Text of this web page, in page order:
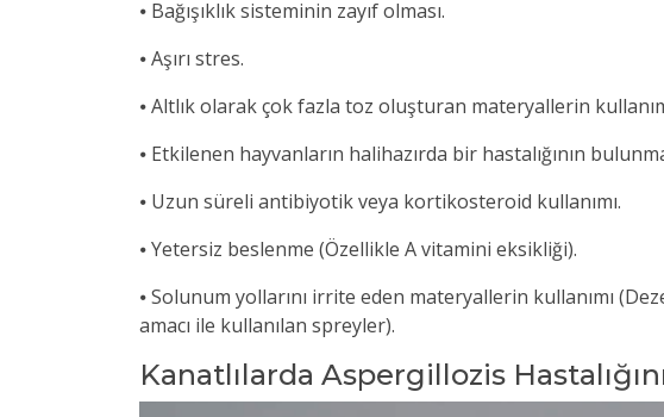
⦁ Bağışıklık sisteminin zayıf olması.
⦁ Aşırı stres.
⦁ Altlık olarak çok fazla toz oluşturan materyallerin
⦁ Etkilenen hayvanların halihazırda bir hastalığının
⦁ Uzun süreli antibiyotik veya kortikosteroid kullanımı.
⦁ Yetersiz beslenme (Özellikle A vitamini eksikliği).
⦁ Solunum yollarını irrite eden materyallerin kullanımı
amacı ile kullanılan spreyler).
Kanatlılarda Aspergillozis